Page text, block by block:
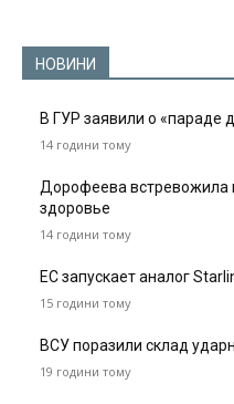
НОВИНИ
В ГУР заявили о «параде
14 години тому
Дорофеева встревожила
здоровье
14 години тому
ЕС запускает аналог
15 години тому
ВСУ поразили склад
19 години тому